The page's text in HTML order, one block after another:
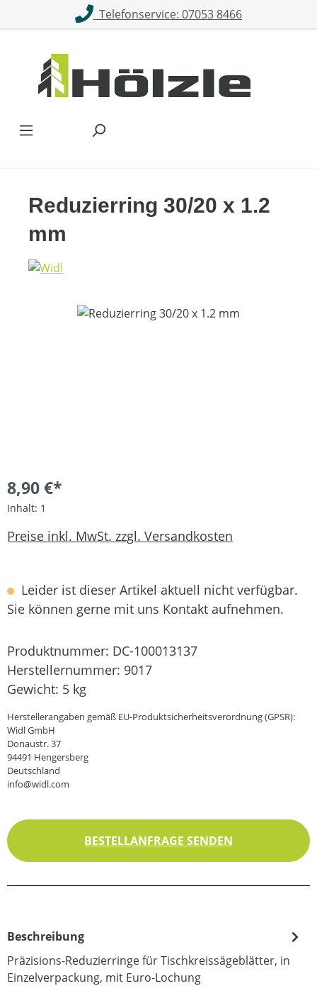
Zum Hauptinhalt springenTelefonservice: 07053 8466
Reduzierring 30/20 x 1.2
mm
Bildergalerie überspringen
8,90 €*
Inhalt: 1
Preise inkl. MwSt. zzgl. Versandkosten
Leider ist dieser Artikel aktuell nicht verfügbar.
Sie können gerne mit uns Kontakt aufnehmen.
Produktnummer: DC-100013137
Herstellernummer: 9017
Gewicht: 5 kg
Herstellerangaben gemäß EU-Produktsicherheitsverordnung (GPSR):
Widl GmbH
Donaustr. 37
94491 Hengersberg
Deutschland
info@widl.com
BESTELLANFRAGE SENDEN
Beschreibung
Präzisions-Reduzierringe für Tischkreissägeblätter, in
Einzelverpackung, mit Euro-Lochung